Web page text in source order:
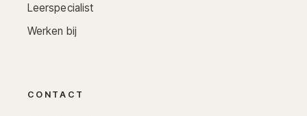
Leerspecialist
Werken bij
CONTACT